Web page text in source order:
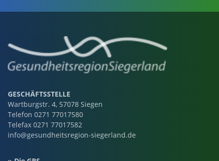
GESCHÄFTSSTELLE
Wartburgstr. 4, 57078 Siegen
Telefon 0271 77017580
Telefax 0271 77017582
info@gesundheitsregion-siegerland.de